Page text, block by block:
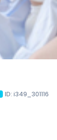
ID: i349_301116